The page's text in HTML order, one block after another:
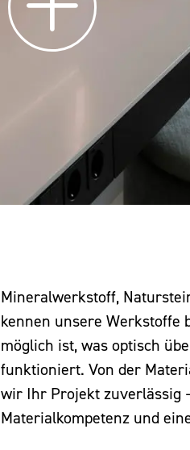
Mineralwerkstoff,
kennen unsere Werkstoffe
möglich ist, was optisch
funktioniert. Von der
wir Ihr Projekt zuverlässig
Materialkompetenz und